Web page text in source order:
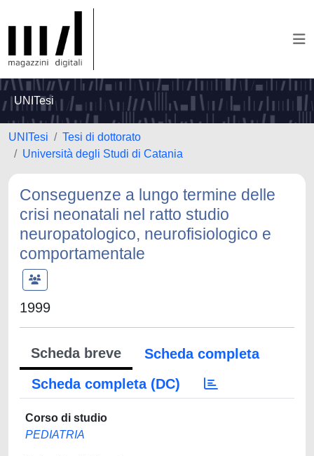
UNITesi
UNITesi
Tesi di dottorato
Università degli Studi di Catania
Conseguenze a lungo termine delle
crisi neonatali nel ratto studio
neuropatologico, neurofisiologico e
comportamentale
1999
Scheda breve
Scheda completa
Scheda completa (DC)
Corso di studio
PEDIATRIA